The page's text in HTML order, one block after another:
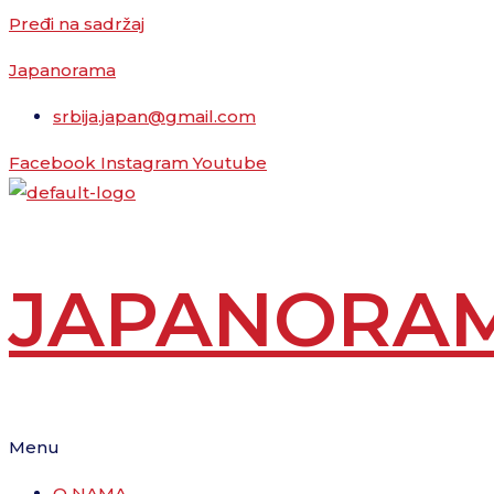
Pređi na sadržaj
Japanorama
srbija.japan@gmail.com
Facebook Instagram Youtube
Menu